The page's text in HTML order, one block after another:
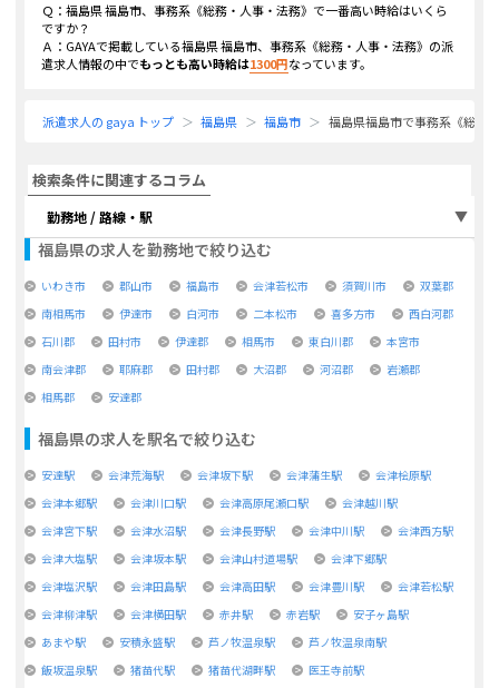
Ｑ： 福島県 福島市、事務系《総務・人事・法務》 で一番高い時給はいくら
ですか？
Ａ：GAYAで掲載している福島県 福島市、事務系《総務・人事・法務》 の派
遣求人情報の中でもっとも高い時給は1300円なっています。
派遣求人の gaya トップ 福島県 福島市 福島県福島市で事務系《総務
検索条件に関連するコラム
勤務地 / 路線・駅
福島県の求人を勤務地で絞り込む
いわき市 郡山市 福島市 会津若松市 須賀川市
双葉郡
南相馬市
伊達市 白河市 二本松市 喜多方市
西白河郡
石川郡
田村市 伊達郡 相馬市 東白川郡
本宮市
南会津郡
耶麻郡 田村郡 大沼郡 河沼郡
岩瀬郡
相馬郡
安達郡
福島県の求人を駅名で絞り込む
安達駅 会津荒海駅 会津坂下駅 会津蒲生駅
会津桧原駅
会津本郷駅
会津川口駅 会津高原尾瀬口駅
会津越川駅
会津宮下駅
会津水沼駅 会津長野駅 会津中川駅
会津西方駅
会津大塩駅
会津坂本駅 会津山村道場駅
会津下郷駅
会津塩沢駅
会津田島駅 会津高田駅 会津豊川駅
会津若松駅
会津柳津駅
会津横田駅 赤井駅 赤岩駅
安子ヶ島駅
あまや駅
安積永盛駅 芦ノ牧温泉駅
芦ノ牧温泉南駅
飯坂温泉駅
猪苗代駅 猪苗代湖畔駅 医王寺前駅